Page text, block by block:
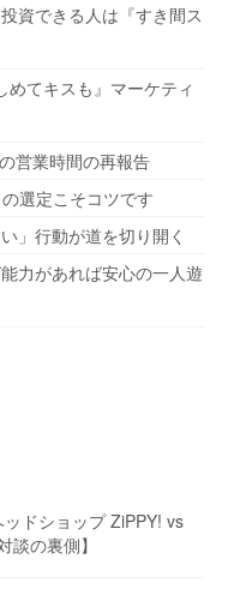
資できる人は『すき間ス
てキスも』マーケティ
営業時間の再報告
選定こそコツです
」行動が道を切り開く
力があれば安心の一人遊
ドショップ ZiPPY! vs
談の裏側】